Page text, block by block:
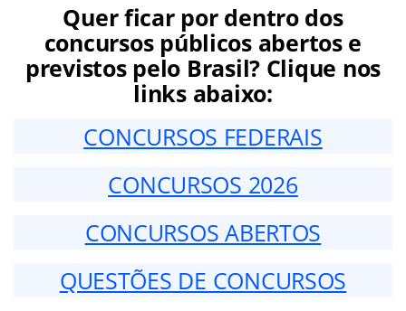
Quer ficar por dentro dos
concursos públicos abertos e
previstos pelo Brasil? Clique nos
links abaixo:
CONCURSOS FEDERAIS
CONCURSOS 2026
CONCURSOS ABERTOS
QUESTÕES DE CONCURSOS